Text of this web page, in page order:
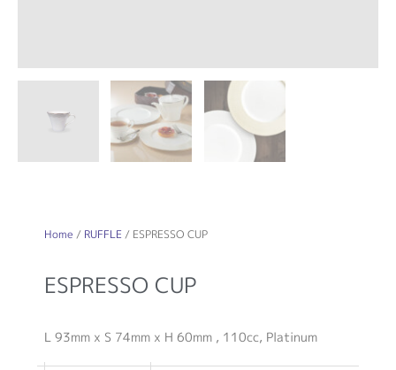
Home / RUFFLE / ESPRESSO CUP
ESPRESSO CUP
L 93mm x S 74mm x H 60mm , 110cc, Platinum